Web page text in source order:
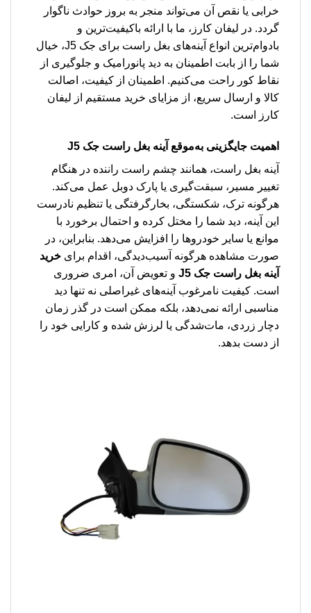
خرابی یا نقص آن می‌تواند منجر به بروز حوادث ناگوار
گردد. در لیفان کارز، ما با ارائه باکیفیت‌ترین و
بادوام‌ترین انواع آینه‌های بغل راست برای جک J5، خیال
شما را از بابت اطمینان به دید پانورامیک و جلوگیری از
نقاط کور راحت می‌کنیم. اطمینان از کیفیت، اصالت
کالا و ارسال سریع، از مزایای خرید مستقیم از لیفان
کارز است.
اهمیت جایگزینی به‌موقع آینه بغل راست جک J5
آینه بغل راست، همانند چشم راست راننده در هنگام
تغییر مسیر، سبقت‌گیری یا پارک دوبل عمل می‌کند.
هرگونه ترک، شکستگی، بخارگرفتگی یا تنظیم نادرست
این آینه، دید شما را مختل کرده و احتمال برخورد با
موانع یا سایر خودروها را افزایش می‌دهد. بنابراین، در
صورت مشاهده هرگونه آسیب‌دیدگی، اقدام برای خرید
آینه بغل راست جک J5
و تعویض آن، امری ضروری
است. کیفیت نامرغوب آینه‌های غیراصلی نه تنها دید
مناسبی ارائه نمی‌دهد، بلکه ممکن است در گذر زمان
دچار زردی، مات‌شدگی یا لرزش شده و کارایی خود را
از دست بدهد.